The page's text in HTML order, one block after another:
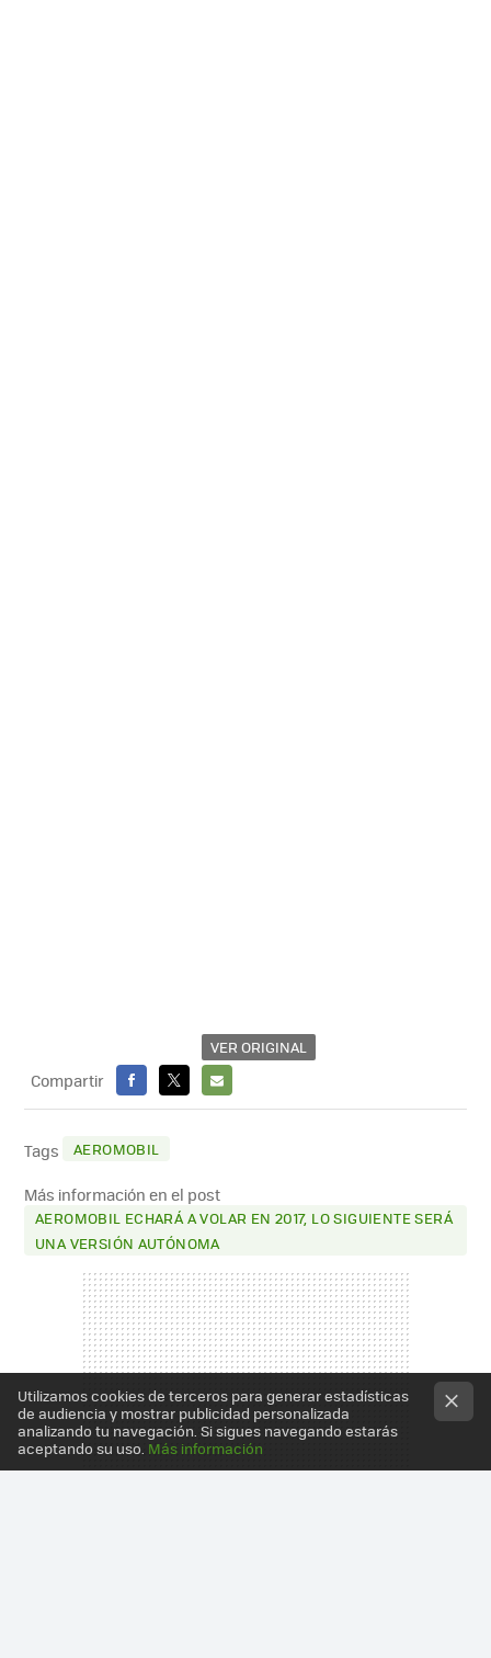
VER ORIGINAL
Compartir
FACEBOOK
X
E-
Tags AEROMOBIL
Más información en el post
AEROMOBIL ECHARÁ A VOLAR EN 2017, LO SIGUIENTE SERÁ
UNA VERSIÓN AUTÓNOMA
Utilizamos cookies de terceros para generar estadísticas
de audiencia y mostrar publicidad personalizada
analizando tu navegación. Si sigues navegando estarás
aceptando su uso. Más información